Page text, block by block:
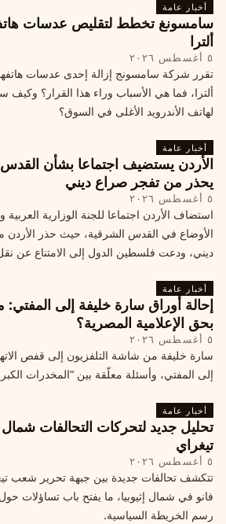
أخبار عامة
ألترا
٥ أغسطس ٢٠٢٦
ألترا، فما هي الأسباب وراء هذا القرار؟ وكيف
لهاتف الأندرويد الأغلى في السوق؟
أخبار عامة
الأردن يستضيف اجتماعا بشأن
يحذر من تفجر صراع ديني
٥ أغسطس ٢٠٢٦
استضاف الأردن اجتماعا للجنة الوزارية العربية
الأوضاع في القدس الشرقية، حيث حذر
ديني، ودعت فلسطين الدول إلى الامتناع عن
أخبار عامة
إحالة أوراق سارة خليفة إلى المفتي:
بحق الإعلامية المصرية؟
٥ أغسطس ٢٠٢٦
سارة خليفة من شاشة التلفزيون إلى قفص
إلى المفتي، وأسئلة معلّقة بين “المخدرات
أخبار عامة
تحليل جديد لتحركات التحالفات شمال
تيغراي
٥ أغسطس ٢٠٢٦
تتكشف تحالفات جديدة بين جبهة تحرير شعب
فانو في شمال إثيوبيا، ما يفتح باب تساؤلات
رسم الخريطة السياسية.